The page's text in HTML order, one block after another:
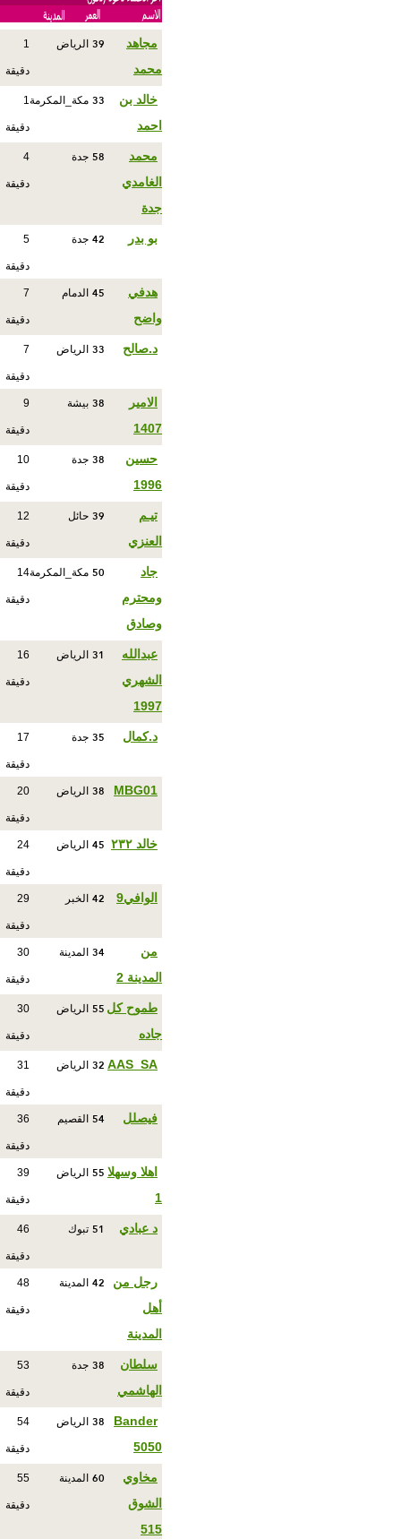
مجاهد
محمد
39 الرياض 1
دقيقة
خالد بن
احمد
33 مكة_المكرمة1
دقيقة
محمد
الغامدي
جدة
58 جدة 4
دقيقة
بو بدر 42 جدة 5
دقيقة
هدفي
واضح
45 الدمام 7
دقيقة
د.صالح 33 الرياض 7
دقيقة
الامير
1407
38 بيشة 9
دقيقة
حسين
1996
38 جدة 10
دقيقة
تيـم
العنزي
39 حائل 12
دقيقة
جاد
ومحترم
وصادق
50 مكة_المكرمة14
دقيقة
عبدالله
الشهري
1997
31 الرياض 16
دقيقة
د.كمال 35 جدة 17
دقيقة
MBG01
38 الرياض 20
دقيقة
خالد ٢٣٢ 45 الرياض 24
دقيقة
الوافي9 42 الخبر 29
دقيقة
من
المدينة 2
34 المدينة 30
دقيقة
طموح كل
جاده
55 الرياض 30
دقيقة
AAS_SA
32 الرياض 31
دقيقة
فيصلل 54 القصيم 36
دقيقة
اهلا وسهلا
1
55 الرياض 39
دقيقة
د عبادي 51 تبوك 46
دقيقة
رجل من
أهل
المدينة
42 المدينة 48
دقيقة
سلطان
الهاشمي
38 جدة 53
دقيقة
Bander
5050
38 الرياض 54
دقيقة
مخاوي
الشوق
515
60 المدينة 55
دقيقة